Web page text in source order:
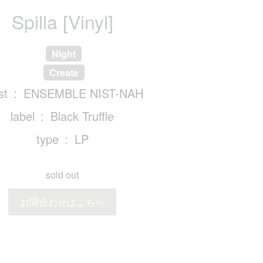
Spilla [Vinyl]
Night
Create
ENSEMBLE NIST-NAH
label
Black Truffle
type
LP
sold out
お問合わせはこちら